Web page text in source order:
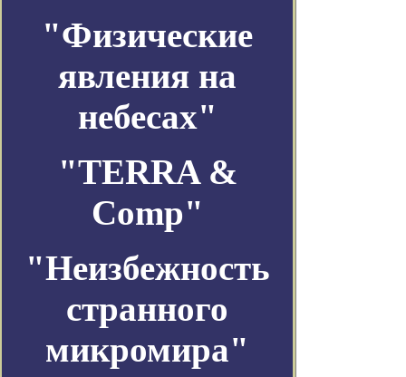
"Физические
явления на
небесах"
"TERRA &
Comp"
"Неизбежность
странного
микромира"